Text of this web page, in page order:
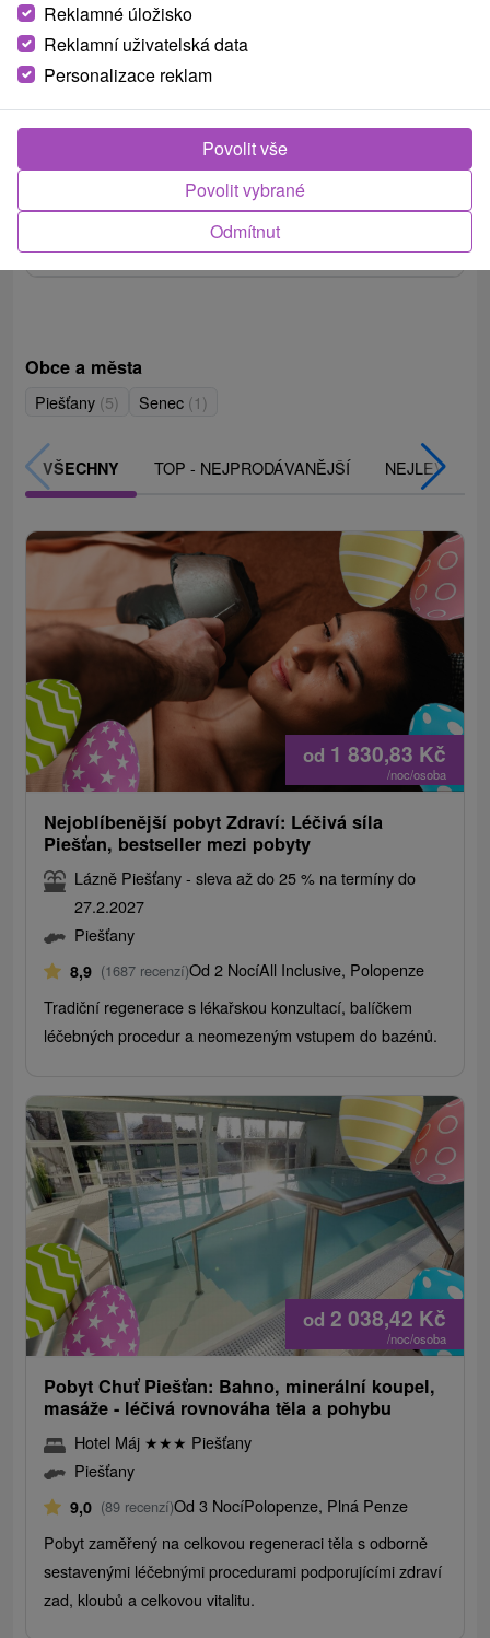
Nejoblíbenější pobyt Zdraví: Léčivá síla
Piešťan, bestseller mezi pobyty
Lázně Piešťany - sleva až do 25 % na termíny
do 27.2.2027
All Inclusive, Polopenze
Tradiční regenerace s lékařskou konzultací,
balíčkem léčebných procedur a neomezeným
Obce a města
Piešťany (5) Senec (1)
VŠECHNY TOP - NEJPRODÁVANĚJŠÍ NEJLEVNĚJŠÍ
od 1 830,83 Kč
/noc/osoba
Nejoblíbenější pobyt Zdraví: Léčivá síla
Piešťan, bestseller mezi pobyty
Lázně Piešťany - sleva až do 25 % na termíny do
27.2.2027
Piešťany
8,9 (1687 recenzí)Od 2 NocíAll Inclusive, Polopenze
Tradiční regenerace s lékařskou konzultací, balíčkem
léčebných procedur a neomezeným vstupem do bazénů.
od 2 038,42 Kč
/noc/osoba
Pobyt Chuť Piešťan: Bahno, minerální koupel,
masáže - léčivá rovnováha těla a pohybu
Hotel Máj ★★★ Piešťany
Piešťany
9,0 (89 recenzí)Od 3 NocíPolopenze, Plná Penze
Pobyt zaměřený na celkovou regeneraci těla s odborně
sestavenými léčebnými procedurami podporujícími zdraví
zad, kloubů a celkovou vitalitu.
Reklamné úložisko
Reklamní uživatelská data
Personalizace reklam
Odmítnut
Povolit vybrané
Povolit vše